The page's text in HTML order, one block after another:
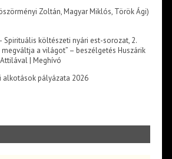
Zoltán, Magyar Miklós, Török Ági)
Spirituális költészeti nyári est-sorozat, 2.
megváltja a világot” – beszélgetés Huszárik
| Meghívó
alkotások pályázata 2026